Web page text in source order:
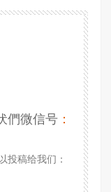
們微信号 ：
投稿给我们：